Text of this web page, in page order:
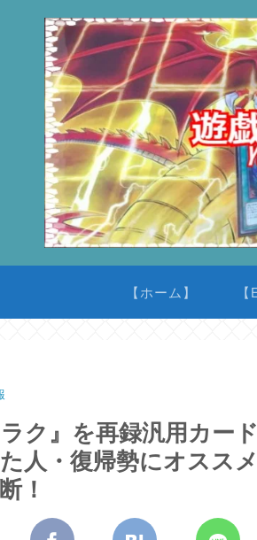
【ホーム】
ク』を再録汎用カー
人・復帰勢にオスス
！